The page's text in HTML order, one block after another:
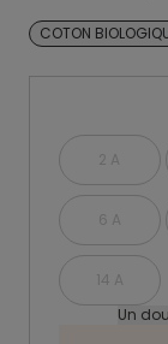
COTON
2 A
6 A
14 A
Un